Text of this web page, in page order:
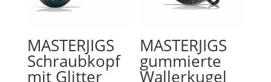
MASTERJIGS
Schraubkopf
mit Glitter
MASTERJIGS
gummierte
Wallerkugel